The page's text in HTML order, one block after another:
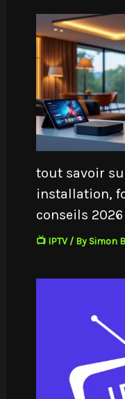
tout savoir
installation,
conseils 2026
📺 IPTV/ By Simon